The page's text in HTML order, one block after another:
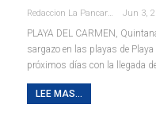
Redaccion La Pancarta De Quintana Roo Jun 3,
PLAYA DEL CARMEN,
sargazo en las playas de
próximos días con la llegada
LEE MAS...